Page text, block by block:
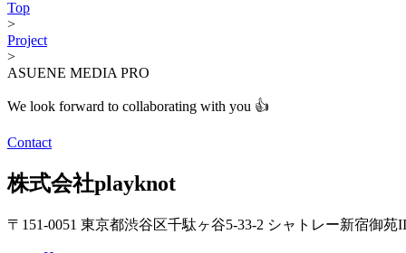
Top
>
Project
>
ASUENE MEDIA PRO
We look forward to collaborating with you 👍
Contact
株式会社playknot
〒151-0051 東京都渋谷区千駄ヶ谷5-33-2 シャトレー新宿御苑